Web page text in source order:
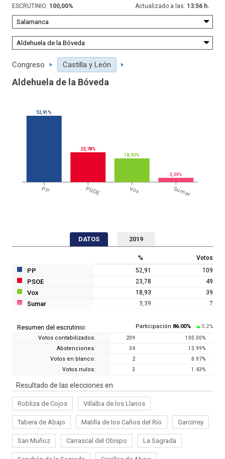
ESCRUTINIO: 100,00% Actualizado a las: 13:56 h.
Congreso Castilla y León
Aldehuela de la Bóveda
PP PSOE Vox Sumar
52,91%
23,78%
18,93%
3,39%
DATOS 2019
% Votos
PP 52,91 109
PSOE 23,78 49
Vox 18,93 39
Sumar 3,39 7
Resumen del escrutinio: Participación 86.00% 5.2 %
Votos contabilizados: 209 100.00%
Abstenciones: 34 13.99%
Votos en blanco: 2 0.97%
Votos nulos: 3 1.43%
Resultado de las elecciones en
Robliza de Cojos Villalba de los Llanos
Tabera de Abajo Matilla de los Caños del Río Garcirrey
San Muñoz Carrascal del Obispo La Sagrada